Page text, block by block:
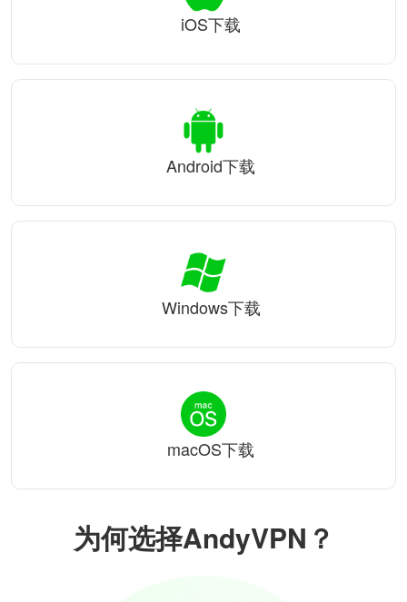
为何选择AndyVPN？
iOS下载
Android下载
Windows下载
macOS下载